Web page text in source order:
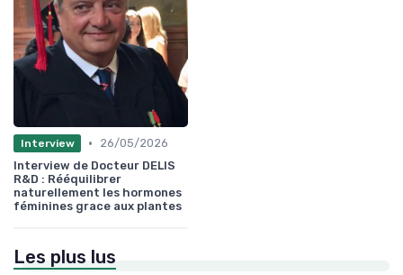
Interview •
26/05/2026
Interview de Docteur DELIS
R&D : Rééquilibrer
naturellement les hormones
féminines grace aux plantes
Les plus lus